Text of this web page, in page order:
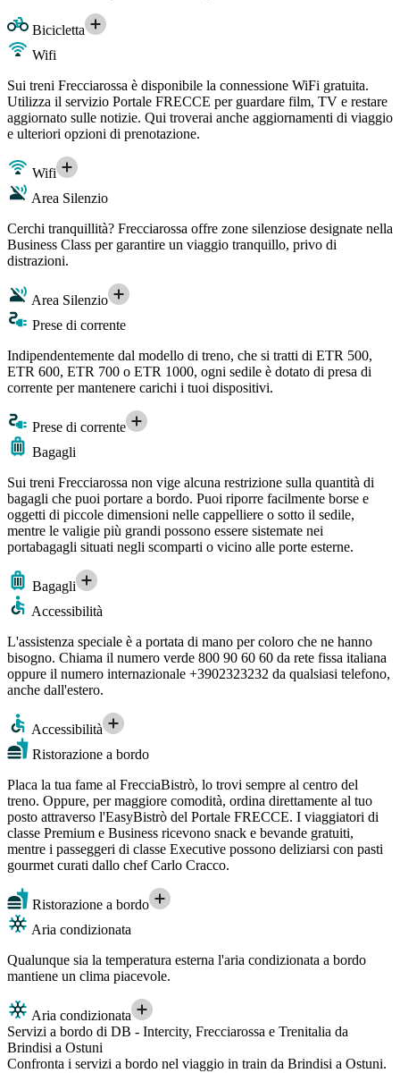
Bicicletta
Wifi
Sui treni Frecciarossa è disponibile la connessione WiFi gratuita.
Utilizza il servizio Portale FRECCE per guardare film, TV e restare
aggiornato sulle notizie. Qui troverai anche aggiornamenti di viaggio
e ulteriori opzioni di prenotazione.
Wifi
Area Silenzio
Cerchi tranquillità? Frecciarossa offre zone silenziose designate nella
Business Class per garantire un viaggio tranquillo, privo di
distrazioni.
Area Silenzio
Prese di corrente
Indipendentemente dal modello di treno, che si tratti di ETR 500,
ETR 600, ETR 700 o ETR 1000, ogni sedile è dotato di presa di
corrente per mantenere carichi i tuoi dispositivi.
Prese di corrente
Bagagli
Sui treni Frecciarossa non vige alcuna restrizione sulla quantità di
bagagli che puoi portare a bordo. Puoi riporre facilmente borse e
oggetti di piccole dimensioni nelle cappelliere o sotto il sedile,
mentre le valigie più grandi possono essere sistemate nei
portabagagli situati negli scomparti o vicino alle porte esterne.
Bagagli
Accessibilità
L'assistenza speciale è a portata di mano per coloro che ne hanno
bisogno. Chiama il numero verde 800 90 60 60 da rete fissa italiana
oppure il numero internazionale +3902323232 da qualsiasi telefono,
anche dall'estero.
Accessibilità
Ristorazione a bordo
Placa la tua fame al FrecciaBistrò, lo trovi sempre al centro del
treno. Oppure, per maggiore comodità, ordina direttamente al tuo
posto attraverso l'EasyBistrò del Portale FRECCE. I viaggiatori di
classe Premium e Business ricevono snack e bevande gratuiti,
mentre i passeggeri di classe Executive possono deliziarsi con pasti
gourmet curati dallo chef Carlo Cracco.
Ristorazione a bordo
Aria condizionata
Qualunque sia la temperatura esterna l'aria condizionata a bordo
mantiene un clima piacevole.
Aria condizionata
Servizi a bordo di DB - Intercity, Frecciarossa e Trenitalia da
Brindisi a Ostuni
Confronta i servizi a bordo nel viaggio in train da Brindisi a Ostuni.